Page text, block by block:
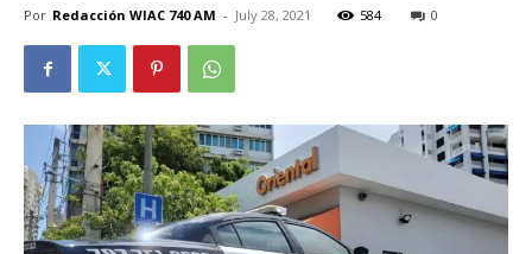
Por Redacción WIAC 740 AM - July 28, 2021 584 0